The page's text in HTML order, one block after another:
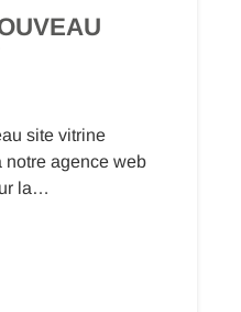
site vitrine
notre agence web
la…